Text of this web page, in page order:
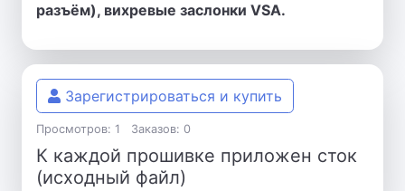
разъём), вихревые заслонки VSA.
Зарегистрироваться и купить
Просмотров: 1 Заказов: 0
К каждой прошивке приложен сток
(исходный файл)